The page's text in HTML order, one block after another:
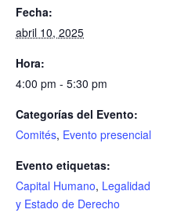
Fecha:
abril 10, 2025
Hora:
4:00 pm - 5:30 pm
Categorías del Evento:
Comités, Evento presencial
Evento etiquetas:
Capital Humano, Legalidad
y Estado de Derecho